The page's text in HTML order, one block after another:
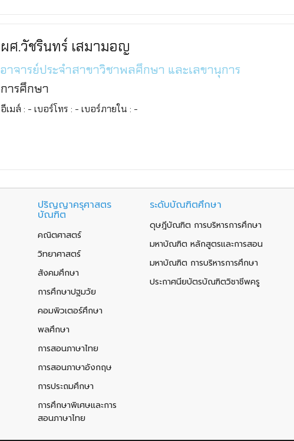
ผศ.วัชรินทร์ เสมามอญ
อาจารย์ประจำสาขาวิชาพลศึกษา และเลขานุการ
การศึกษา
อีเมล์ : - เบอร์โทร : - เบอร์ภายใน : -
ปริญญาครุศาสตร
บัณฑิต
คณิตศาสตร์
วิทยาศาสตร์
สังคมศึกษา
การศึกษาปฐมวัย
คอมพิวเตอร์ศึกษา
พลศึกษา
การสอนภาษาไทย
การสอนภาษาอังกฤษ
การประถมศึกษา
การศึกษาพิเศษและการ
สอนภาษาไทย
ระดับบัณฑิตศึกษา
ดุษฎีบัณฑิต การบริหารการศึกษา
มหาบัณฑิต หลักสูตรและการสอน
มหาบัณฑิต การบริหารการศึกษา
ประกาศนียบัตรบัณฑิตวิชาชีพครู